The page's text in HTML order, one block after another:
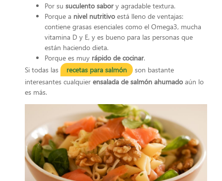
Por su suculento sabory agradable textura.
Porque a nivel nutritivo está lleno de ventajas:
contiene grasas esenciales como el Omega3, mucha
vitamina D y E, y es bueno para las personas que
están haciendo dieta.
Porque es muy rápido de cocinar.
Si todas las
recetas para salmón
son bastante
interesantes cualquier ensalada de salmón ahumado aún lo
es más.